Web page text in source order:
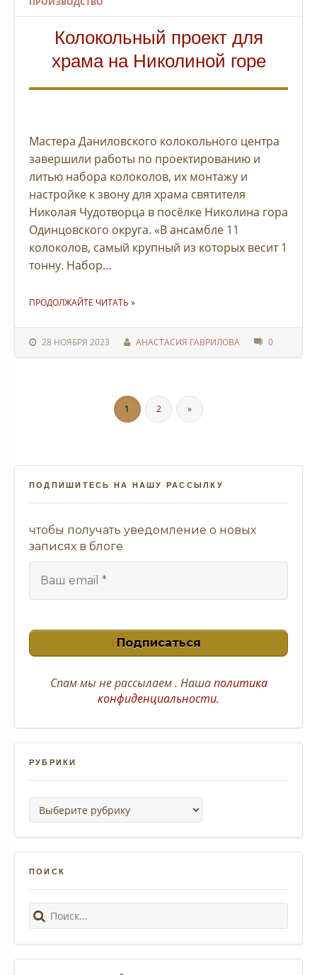
Колокольный проект для
храма на Николиной горе
28 НОЯБРЯ 2023 АНАСТАСИЯ ГАВРИЛОВА 0
Мастера Даниловского колокольного центра
завершили работы по проектированию и
литью набора колоколов, их монтажу и
настройке к звону для храма святителя
Николая Чудотворца в посёлке Николина гора
Одинцовского округа. «В ансамбле 11
колоколов, самый крупный из которых весит 1
тонну. Набор…
ПРОДОЛЖАЙТЕ ЧИТАТЬ »
1 2 »
ПОДПИШИТЕСЬ НА НАШУ РАССЫЛКУ
чтобы получать уведомление о новых
записях в блоге
Спам мы не рассылаем . Нашаполитика
конфиденциальности.
РУБРИКИ
Рубрики
ПОИСК
Поиск: